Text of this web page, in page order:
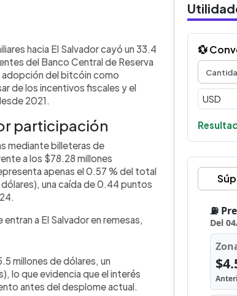
de criptomonedas
según el Banco Central
millones de dólares,
Pese al impulso oficial al
La caída coincide con la
señales de estancamiento,
hacia El Salvador cayó un 33.4
del Banco Central de Reserva
adopción del bitcóin como
de los incentivos fiscales y el
2021.
participación
mediante billeteras de
a los $78.28 millones
apenas el 0.57 % del total
una caída de 0.44 puntos
a El Salvador en remesas,
millones de dólares, un
lo que evidencia que el interés
antes del desplome actual.
💱